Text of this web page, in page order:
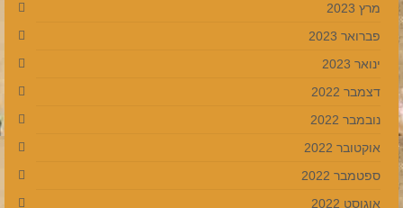
מרץ 2023
פברואר 2023
ינואר 2023
דצמבר 2022
נובמבר 2022
אוקטובר 2022
ספטמבר 2022
אוגוסט 2022